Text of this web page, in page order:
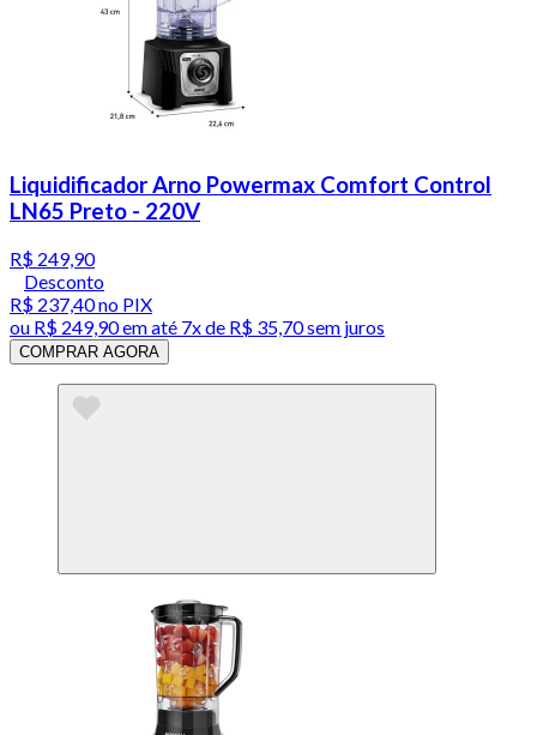
Liquidificador Arno Powermax Comfort Control
LN65 Preto - 220V
R$ 249,90
Desconto
R$ 237,40no PIX
ou R$ 249,90em até 7x de R$ 35,70 sem juros
COMPRAR AGORA